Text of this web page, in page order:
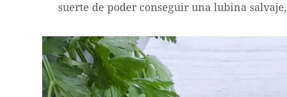
suerte de poder conseguir una lubina